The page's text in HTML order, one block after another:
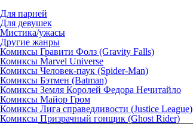
Для парней
Для девушек
Мистика/ужасы
Другие жанры
Комиксы Гравити Фолз (Gravity Falls)
Комиксы Marvel Universe
Комиксы Человек-паук (Spider-Man)
Комиксы Бэтмен (Batman)
Комиксы Земля Королей Федора Нечитайло
Комиксы Майор Гром
Комиксы Лига справедливости (Justice League)
Комиксы Призрачный гонщик (Ghost Rider)